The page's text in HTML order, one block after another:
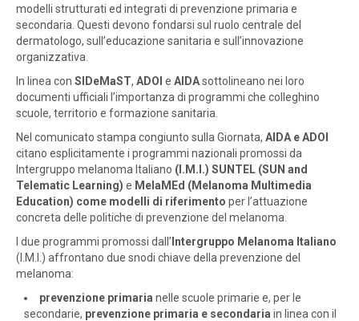
modelli strutturati ed integrati di prevenzione primaria e
secondaria. Questi devono fondarsi sul ruolo centrale del
dermatologo, sull’educazione sanitaria e sull’innovazione
organizzativa.
In linea con SIDeMaST, ADOI e AIDAsottolineano nei loro
documenti ufficiali l’importanza di programmi che colleghino
scuole, territorio e formazione sanitaria.
Nel comunicato stampa congiunto sulla Giornata, AIDA e ADOI
citano esplicitamente i programmi nazionali promossi da
Intergruppo melanoma Italiano (I.M.I.) SUNTEL (SUN and
Telematic Learning) e MelaMEd (Melanoma Multimedia
Education) come modelli di riferimento per l’attuazione
concreta delle politiche di prevenzione del melanoma.
I due programmi promossi dall’Intergruppo Melanoma Italiano
(I.M.I.) affrontano due snodi chiave della prevenzione del
melanoma:
prevenzione primaria nelle scuole primarie e, per le
secondarie, prevenzione primaria e secondaria in linea con il